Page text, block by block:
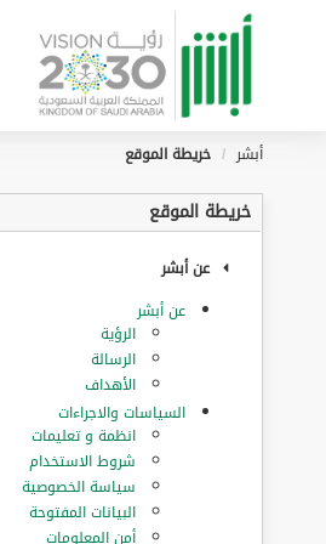
تخطى للإنتقال إلى المحتوى الرئيسي
أبشر
خريطة الموقع
خريطة الموقع
عن أبشر
عن أبشر
الرؤية
الرسالة
الأهداف
السياسات والاجراءات
انظمة و تعليمات
شروط الاستخدام
سياسة الخصوصية
البيانات المفتوحة
أمن المعلومات